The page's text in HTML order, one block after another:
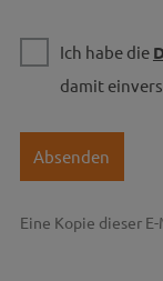
Ich habe die
damit
Absenden
Eine Kopie dieser